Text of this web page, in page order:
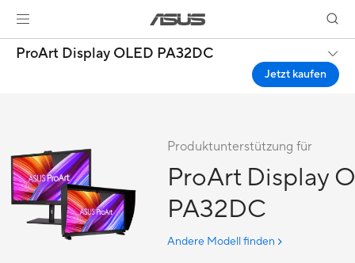
ProArt Display OLED PA32DC
Jetzt kaufen
Produktunterstützung für
ProArt Display
PA32DC
Andere Modell finden